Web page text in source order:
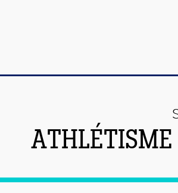
ATHLÉTISME